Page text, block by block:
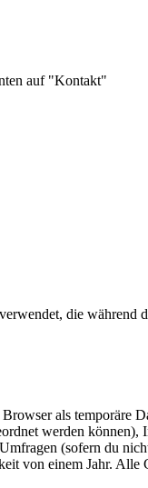
auf "Kontakt"
die während
als temporäre
werden können),
(sofern du
von einem Jahr.